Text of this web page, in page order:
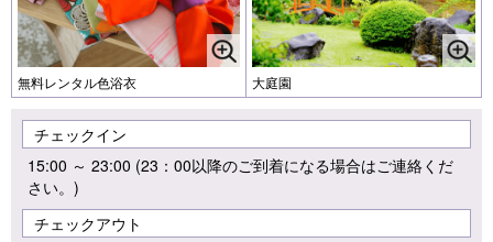
無料レンタル色浴衣 大庭園
チェックイン
15:00 ～ 23:00 (23：00以降のご到着になる場合はご連絡くだ
さい。)
チェックアウト